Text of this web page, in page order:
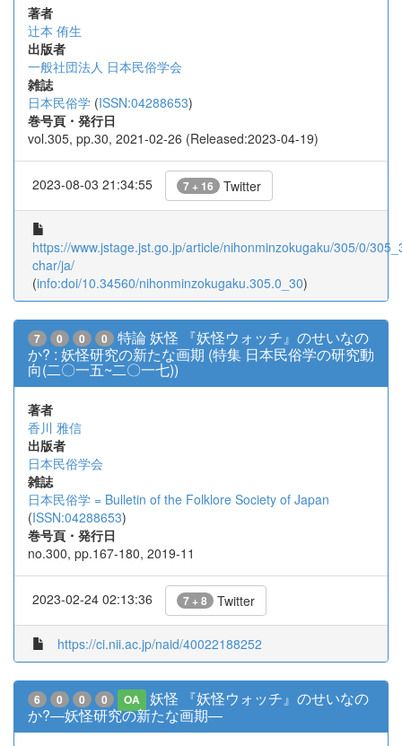
著者
辻本 侑生
出版者
一般社団法人 日本民俗学会
雑誌
日本民俗学 (ISSN:04288653)
巻号頁・発行日
vol.305, pp.30, 2021-02-26 (Released:2023-04-19)
2023-08-03 21:34:55 7 + 16 Twitter
https://www.jstage.jst.go.jp/article/nihonminzokugaku/305/0/
char/ja/
(info:doi/10.34560/nihonminzokugaku.305.0_30)
7 0 0 0
特論 妖怪 『妖怪ウォッチ』のせいなの
か? : 妖怪研究の新たな画期 (特集 日本民俗学の研究動
向(二〇一五~二〇一七))
著者
香川 雅信
出版者
日本民俗学会
雑誌
日本民俗学 = Bulletin of the Folklore Society of Japan
(ISSN:04288653)
巻号頁・発行日
no.300, pp.167-180, 2019-11
2023-02-24 02:13:36 7 + 8 Twitter
https://ci.nii.ac.jp/naid/40022188252
6 0 0 0 OA
妖怪 『妖怪ウォッチ』のせいなの
か?―妖怪研究の新たな画期―